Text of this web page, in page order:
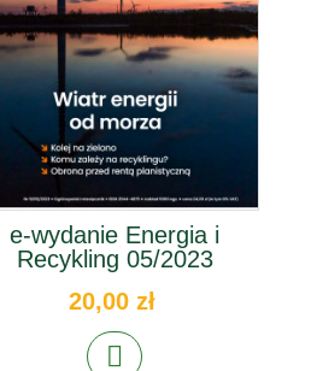
e-wydanie Energia i
Recykling 05/2023
20,00 zł